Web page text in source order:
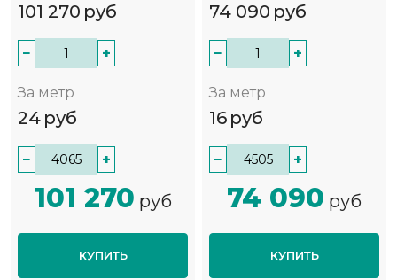
101 270 руб
− +
За метр
24 руб
− +
101 270 руб
КУПИТЬ
74 090 руб
− +
За метр
16 руб
− +
74 090 руб
КУПИТЬ